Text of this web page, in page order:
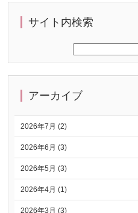
サイト内検索
アーカイブ
2026年7月 (2)
2026年6月 (3)
2026年5月 (3)
2026年4月 (1)
2026年3月 (3)